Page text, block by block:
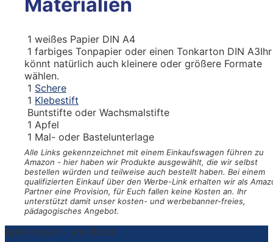
1 weißes Papier DIN A4
1 farbiges Tonpapier oder einen Tonkarton DIN A3Ihr
könnt natürlich auch kleinere oder größere Formate
wählen.
1 Schere
1 Klebestift
Buntstifte oder Wachsmalstifte
1 Apfel
1 Mal- oder Bastelunterlage
Alle Links gekennzeichnet mit einem Einkaufswagen führen zu
Amazon - hier haben wir Produkte ausgewählt, die wir selbst
bestellen würden und teilweise auch bestellt haben. Bei einem
qualifizierten Einkauf über den Werbe-Link erhalten wir als
Partner eine Provision, für Euch fallen keine Kosten an. Ihr
unterstützt damit unser kosten- und werbebanner-freies,
pädagogisches Angebot.
Apfel malen – am Model